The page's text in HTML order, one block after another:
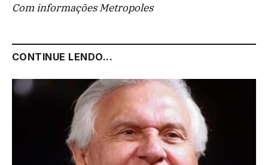
Com informações Metropoles
CONTINUE LENDO...